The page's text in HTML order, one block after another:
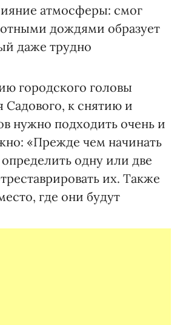
атмосферы: смог
дождями образует
даже трудно
городского головы
Садового, к снятию и
нужно подходить очень и
«Прежде чем начинать
одну или две
их. Также
где они будут